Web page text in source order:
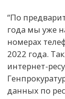
“По
года мы уже
номерах
2022 года.
интернет-
данных по